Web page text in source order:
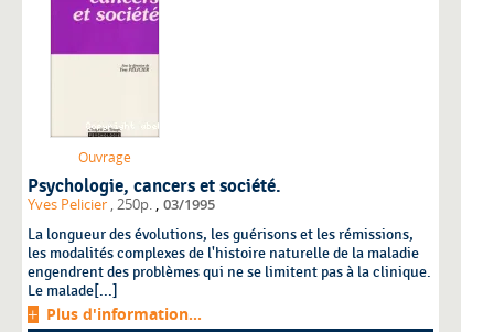
Ouvrage
Psychologie, cancers et société.
Yves Pelicier , 250p. , 03/1995
La longueur des évolutions, les guérisons et les rémissions,
les modalités complexes de l'histoire naturelle de la maladie
engendrent des problèmes qui ne se limitent pas à la clinique.
Le malade[...]
Plus d'information...